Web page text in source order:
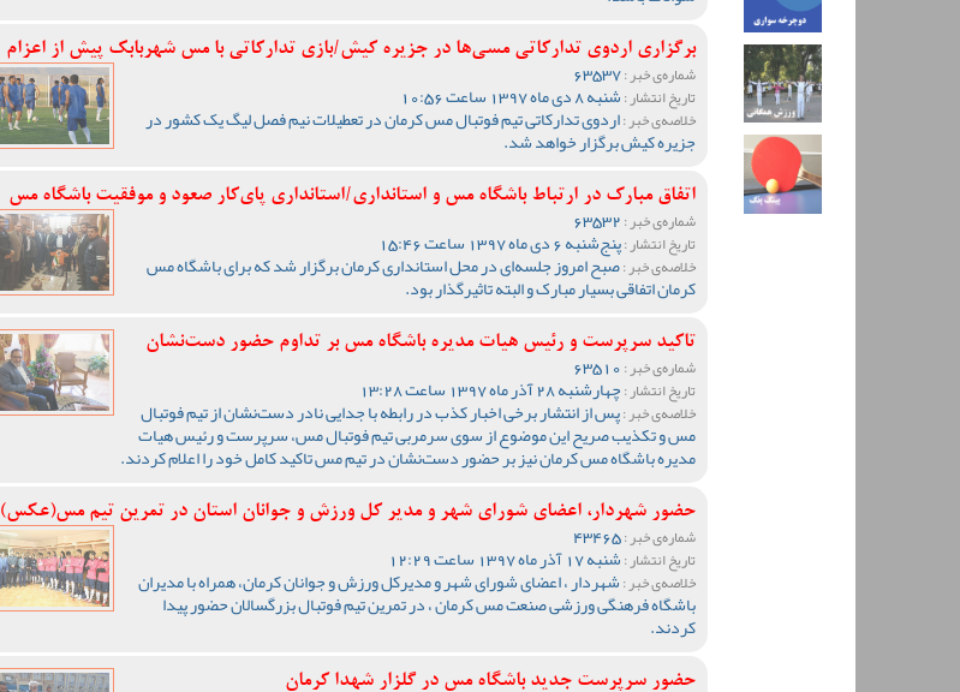
برگزاری اردوی تدارکاتی مسی‌ها در جزیره کیش/بازی تدارکاتی با مس شهربابک پیش از اعزام
شماره‌ی خبر :63537
تاریخ انتشار :شنبه 8 دی ماه 1397 ساعت 10:56
خلاصه‌ی خبر :اردوی تدارکاتی تیم فوتبال مس کرمان در تعطیلات نیم فصل لیگ یک کشور در
جزیره کیش برگزار خواهد شد.
اتفاق مبارک در ارتباط باشگاه مس و استانداری/استانداری پای‌کار صعود و موفقیت باشگاه مس
شماره‌ی خبر :
تاریخ انتشار :پنج‌شنبه 6 دی ماه 1397 ساعت 15:46
خلاصه‌ی خبر :صبح امروز جلسه‌ای در محل استانداری کرمان برگزار شد که برای باشگاه مس
کرمان اتفاقی بسیار مبارک و البته تاثیرگذار بود.
تاکید سرپرست و رئیس هیات مدیره باشگاه مس بر تداوم حضور دست‌نشان
شماره‌ی خبر :
تاریخ انتشار :چهارشنبه 28 آذر ماه 1397 ساعت 13:28
خلاصه‌ی خبر :پس از انتشار برخی اخبار کذب در رابطه با جدایی نادر دست‌نشان از تیم فوتبال
مس و تکذیب صریح این موضوع از سوی سرمربی تیم فوتبال مس، سرپرست و رئیس هیات
مدیره باشگاه مس کرمان نیز بر حضور دست‌نشان در تیم مس تاکید کامل خود را اعلام کردند.
حضور شهردار، اعضای شورای شهر و مدیر کل ورزش و جوانان استان در تمرین تیم مس(عکس)
شماره‌ی خبر :43465
تاریخ انتشار :شنبه 17 آذر ماه 1397 ساعت 12:29
خلاصه‌ی خبر :شهردار ، اعضای شورای شهر و مدیرکل ورزش و جوانان کرمان، همراه با مدیران
باشگاه فرهنگی ورزشی صنعت مس کرمان ، در تمرین تیم فوتبال بزرگسالان حضور پیدا
کردند.
حضور سرپرست جدید باشگاه مس در گلزار شهدا کرمان